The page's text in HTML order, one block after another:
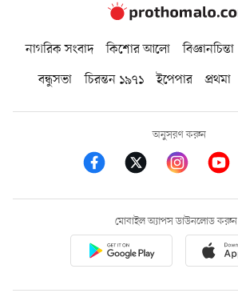
নাগরিক সংবাদ কিশোর আলো বিজ্ঞানচিন্তা
বন্ধুসভা
চিরন্তন ১৯৭১ ইপেপার প্রথমা
অনুসরণ করুন
মোবাইল অ্যাপস ডাউনলোড করুন